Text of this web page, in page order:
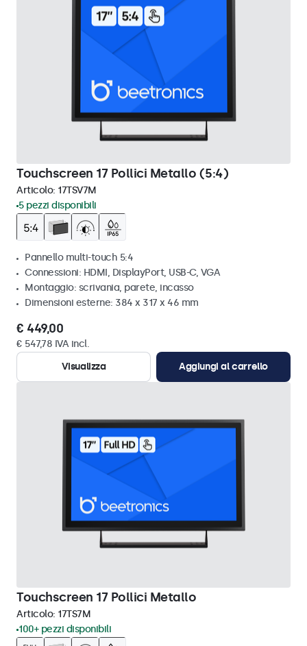
Touchscreen 17 Pollici Metallo (5:4)
Articolo: 17TSV7M
5 pezzi disponibili
Pannello multi-touch 5:4
Connessioni: HDMI, DisplayPort, USB-C, VGA
Montaggio: scrivania, parete, incasso
Dimensioni esterne: 384 x 317 x 46 mm
€ 449,00
€ 547,78 IVA incl.
Visualizza
Aggiungi al carrello
Touchscreen 17 Pollici Metallo
Articolo: 17TS7M
100+ pezzi disponibili